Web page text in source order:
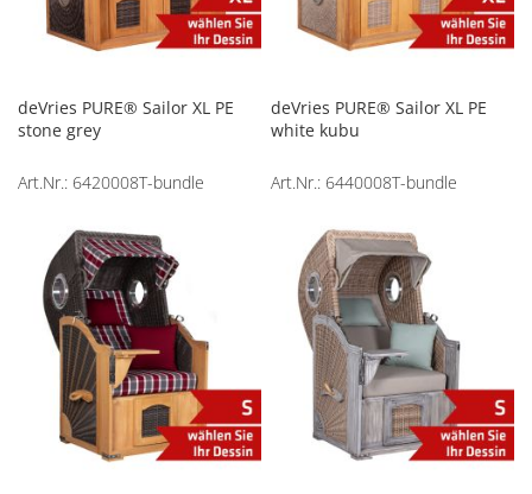
deVries PURE® Sailor XL PE
stone grey
Art.Nr.: 6420008T-bundle
deVries PURE® Sailor XL PE
white kubu
Art.Nr.: 6440008T-bundle